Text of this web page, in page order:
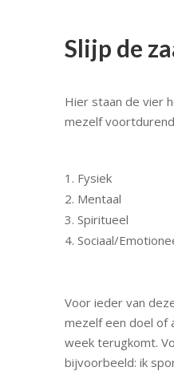
Slijp de
Hier staan de vier
mezelf
Fysiek
Mentaal
Spiritueel
Sociaal/
Voor ieder van
mezelf een doel of
week terugkomt.
bijvoorbeeld: ik